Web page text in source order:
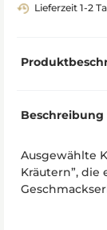
Lieferzeit 1-2
Beschreibung
Ausgewählte
Kräutern”,